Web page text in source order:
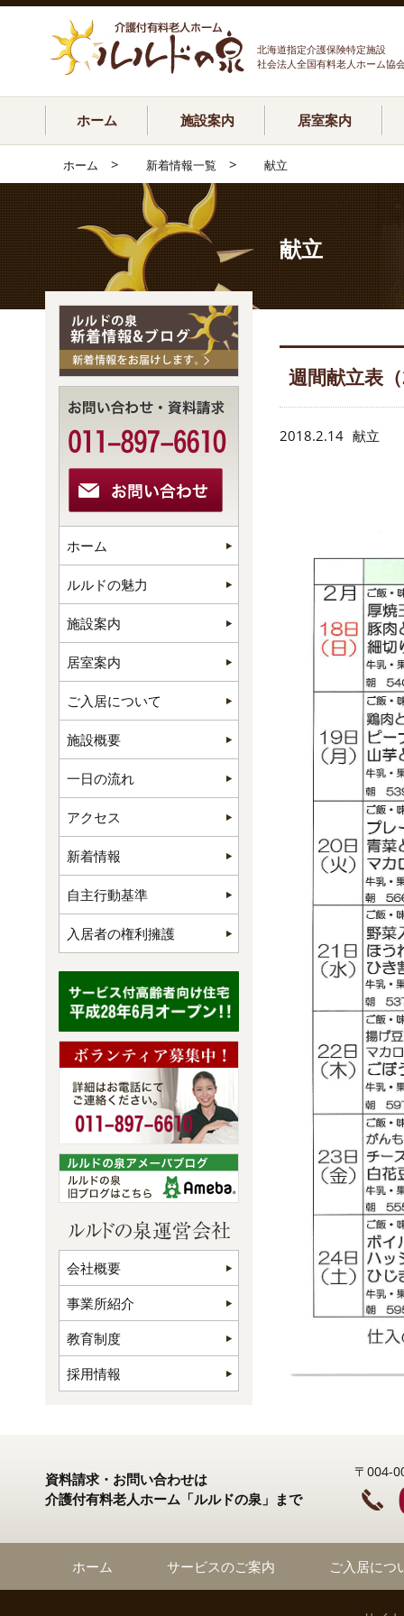
北海道指定介護保険特定施設
社会法人全国有料老人ホーム協
ホーム 施設案内 居室案内
ホーム > 新着情報一覧 > 献立
献立
週間献立表
2018.2.14 献立
ホーム
ルルドの魅力
施設案内
居室案内
ご入居について
施設概要
一日の流れ
アクセス
新着情報
自主行動基準
入居者の権利擁護
会社概要
事業所紹介
教育制度
採用情報
資料請求・お問い合わせは
介護付有料老人ホーム「ルルドの泉」まで
〒004-
ホーム サービスのご案内 ご入居につ